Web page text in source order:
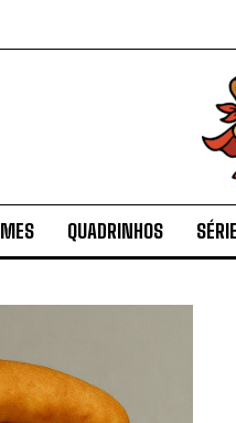
QUADRINHOS